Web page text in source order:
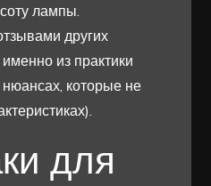
лампы.
других
из практики
которые не
для